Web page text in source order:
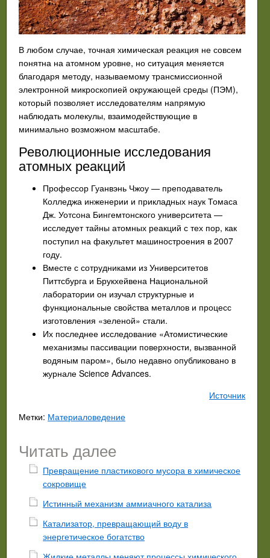
В любом случае, точная химическая реакция не совсем
понятна на атомном уровне, но ситуация меняется
благодаря методу, называемому трансмиссионной
электронной микроскопией окружающей среды (ПЭМ),
который позволяет исследователям напрямую
наблюдать молекулы, взаимодействующие в
минимально возможном масштабе.
Революционные исследования
атомных реакций
Профессор Гуанвэнь Чжоу — преподаватель
Колледжа инженерии и прикладных наук Томаса
Дж. Уотсона Бингемтонского университета —
исследует тайны атомных реакций с тех пор, как
поступил на факультет машиностроения в 2007
году.
Вместе с сотрудниками из Университетов
Питтсбурга и Брукхейвена Национальной
лаборатории он изучал структурные и
функциональные свойства металлов и процесс
изготовления «зеленой» стали.
Их последнее исследование «Атомистические
механизмы пассивации поверхности, вызванной
водяным паром», было недавно опубликовано в
журнале Science Advances.
Источник
Метки: Материаловедение
Читать далее
Превращение пластикового мусора в химическое
сокровище
Истинный механизм аммиачного катализа
Катализатор, превращающий воду в
энергетическое богатство